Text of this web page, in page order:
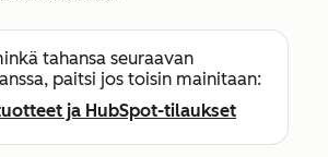
tahansa seuraavan
paitsi jos toisin mainitaan:
ja HubSpot-tilaukset